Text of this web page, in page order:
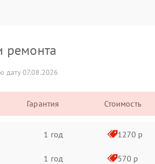
ремонта
дату 07.08.2026
Гарантия Стоимость
1 год 1270 р
1 год 570 р